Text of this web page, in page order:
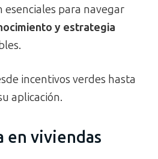
para navegar
y estrategia
incentivos verdes hasta
aplicación.
en viviendas